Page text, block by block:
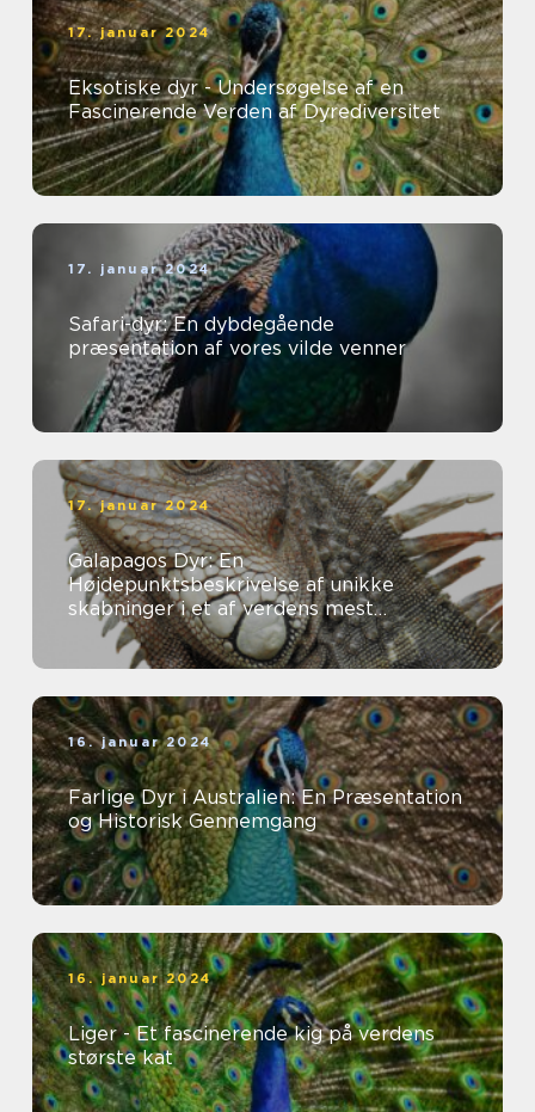
17. januar 2024
Eksotiske dyr - Undersøgelse af en
Fascinerende Verden af Dyrediversitet
17. januar 2024
Safari-dyr: En dybdegående
præsentation af vores vilde venner
17. januar 2024
Galapagos Dyr: En
Højdepunktsbeskrivelse af unikke
skabninger i et af verdens mest
fascinerende økosystemer
16. januar 2024
Farlige Dyr i Australien: En Præsentation
og Historisk Gennemgang
16. januar 2024
Liger - Et fascinerende kig på verdens
største kat